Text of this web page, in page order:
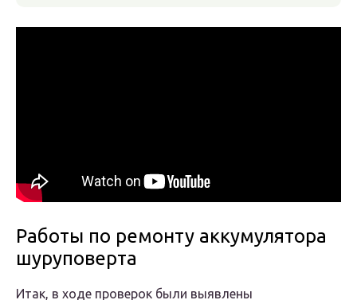
Работы по ремонту аккумулятора
шуруповерта
Итак, в ходе проверок были выявлены